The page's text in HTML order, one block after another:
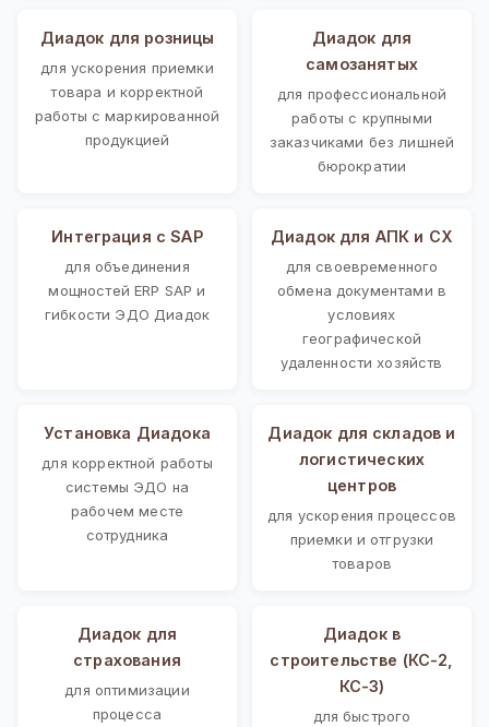
Диадок для розницы
для ускорения приемки
товара и корректной
работы с маркированной
продукцией
Диадок для
самозанятых
для профессиональной
работы с крупными
заказчиками без лишней
бюрократии
Интеграция с SAP
для объединения
мощностей ERP SAP и
гибкости ЭДО Диадок
Диадок для АПК и СХ
для своевременного
обмена документами в
условиях
географической
удаленности хозяйств
Установка Диадока
для корректной работы
системы ЭДО на
рабочем месте
сотрудника
Диадок для складов и
логистических
центров
для ускорения процессов
приемки и отгрузки
товаров
Диадок для
страхования
для оптимизации
процесса
Диадок в
строительстве (КС-2,
КС-3)
для быстрого